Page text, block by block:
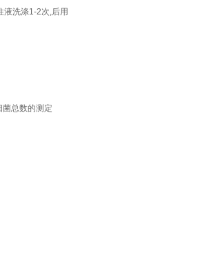
液洗涤1-2次,后用
总数的测定